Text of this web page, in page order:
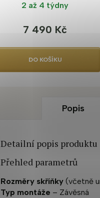
2 až 4 týdny
7 490 Kč
DO KOŠÍKU
Popis
Detailní popis produktu
Přehled parametrů
Rozměry skříňky (včetně
Typ montáže – Závěsná